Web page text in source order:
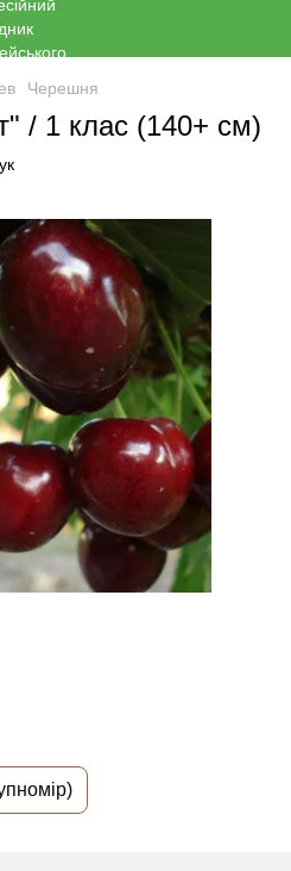
Черешня
/ 1 клас (140+ см)